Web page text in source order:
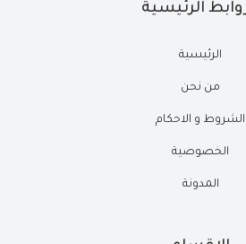
الرئيسية
الرئيسية
من نحن
الشروط و الاحكام
الخصوصية
المدونة